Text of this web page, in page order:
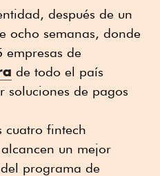
después de un
ocho semanas, donde
de
de todo el país
soluciones de pagos
cuatro fintech
un mejor
programa de